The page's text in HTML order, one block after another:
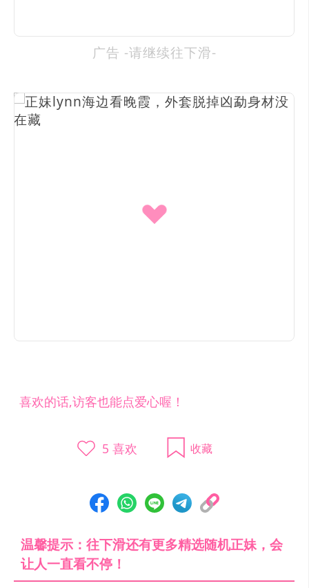
广告 -请继续往下滑-
喜欢的话,访客也能点爱心喔！
5 喜欢 收藏
温馨提示：往下滑还有更多精选随机正妹，会
让人一直看不停！